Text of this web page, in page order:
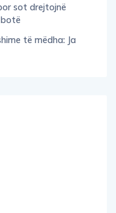
sot drejtojnë
të mëdha: Ja